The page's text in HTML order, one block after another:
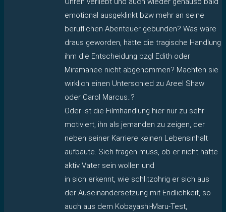
emotional ausgeklinkt bzw mehr an seine
beruflichen Abenteuer gebunden? Was wäre
draus geworden, hätte die tragische Handlung
ihm die Entscheidung bzgl Edith oder
Miramanee nicht abgenommen? Machten sie
wirklich einen Unterschied zu Areel Shaw
oder Carol Marcus..?
Oder ist die Filmhandlung hier nur zu sehr
motiviert, ihn als jemanden zu zeigen, der
neben seiner Karriere keinen Lebensinhalt
aufbaute. Sich fragen muss, ob er nicht hätte
aktiv Vater sein wollen und
in sich erkennt, wie schlitzohrig er sich aus
der Auseinandersetzung mit Endlichkeit, so
auch aus dem Kobayashi-Maru-Test,